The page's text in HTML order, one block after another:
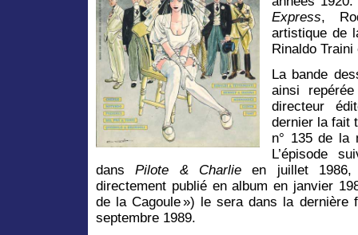
Express,
artistique de
Rinaldo
La bande
ainsi
directeur
dernier la fait
n° 135 de la
L’épisode
dansPilote & Charlieen juillet 1986,
directement publié en album en janvier
de la Cagoule ») le sera dans la dernière
septembre 1989.